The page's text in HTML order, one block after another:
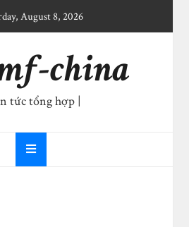
August 8, 2026
china
tức tổng hợp |